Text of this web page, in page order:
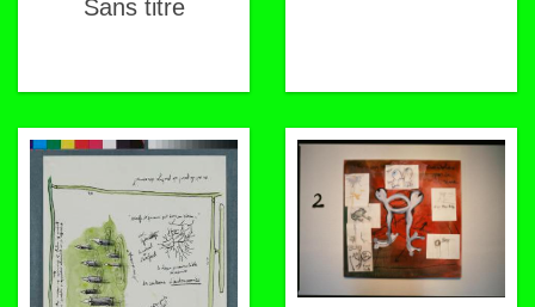
Sans titre